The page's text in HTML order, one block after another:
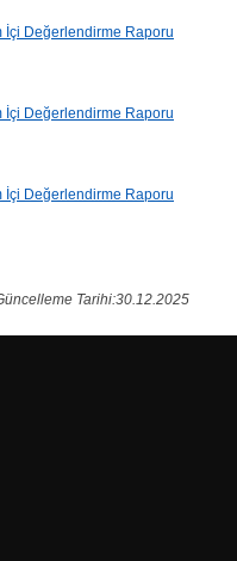
İçi Değerlendirme Raporu
İçi Değerlendirme Raporu
İçi Değerlendirme Raporu
Tarihi:30.12.2025